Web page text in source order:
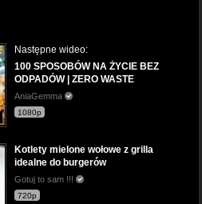
Następne wideo:
100 SPOSOBÓW NA ŻYCIE BEZ
ODPADÓW | ZERO WASTE
AniaGemma
1080p
Kotlety mielone wołowe z grilla
idealne do burgerów
Gotuj to sam !!!
720p